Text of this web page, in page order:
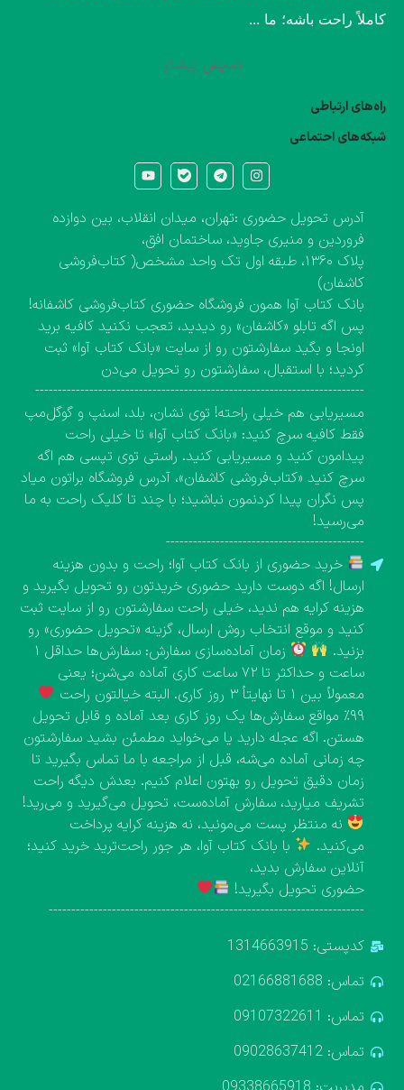
کاملاً راحت باشه؛ ما ...
نمایش بیشتر
راه‌های ارتباطی
شبکه‌های احتماعی
آدرس تحویل حضوری :تهران، میدان انقلاب، بین دوازده
فروردین و منیری جاوید، ساختمان افق،
پلاک ۱۳۶۰، طبقه اول تک واحد مشخص( کتاب‌فروشی
کاشفان)
بانک کتاب آوا همون فروشگاه حضوری کتاب‌فروشی کاشفانه!
پس اگه تابلو «کاشفان» رو دیدید، تعجب نکنید کافیه برید
اونجا و بگید سفارشتون رو از سایت «بانک کتاب آوا» ثبت
کردید؛ با استقبال، سفارشتون رو تحویل می‌دن
-------------------------------------------------------------------------
مسیریابی هم خیلی راحته! توی نشان، بلد، اسنپ و گوگل‌مپ
فقط کافیه سرچ کنید: «بانک کتاب آوا» تا خیلی راحت
پیدامون کنید و مسیریابی کنید. راستی توی تپسی هم اگه
سرچ کنید «کتاب‌فروشی کاشفان»، آدرس فروشگاه براتون میاد
پس نگران پیدا کردنمون نباشید؛ با چند تا کلیک راحت به ما
می‌رسید!
--------------------------------------------
خرید حضوری از بانک کتاب آوا؛ راحت و بدون هزینه
ارسال! اگه دوست دارید حضوری خریدتون رو تحویل بگیرید و
هزینه کرایه هم ندید، خیلی راحت سفارشتون رو از سایت ثبت
کنید و موقع انتخاب روش ارسال، گزینه «تحویل حضوری» رو
بزنید.
زمان آماده‌سازی سفارش: سفارش‌ها حداقل ۱
ساعت و حداکثر تا ۷۲ ساعت کاری آماده می‌شن؛ یعنی
معمولاً بین ۱ تا نهایتاً ۳ روز کاری. البته خیالتون راحت
۹۹٪ مواقع سفارش‌ها یک روز کاری بعد آماده و قابل تحویل
هستن. اگه عجله دارید یا می‌خواید مطمئن بشید سفارشتون
چه زمانی آماده می‌شه، قبل از مراجعه با ما تماس بگیرید تا
زمان دقیق تحویل رو بهتون اعلام کنیم. بعدش دیگه راحت
تشریف میارید، سفارش آماده‌ست، تحویل می‌گیرید و می‌رید!
نه منتظر پست می‌مونید، نه هزینه کرایه پرداخت
می‌کنید.
با بانک کتاب آوا، هر جور راحت‌ترید خرید کنید؛
آنلاین سفارش بدید،
حضوری تحویل بگیرید!
----------------------------------------------------------------------
کدپستی: 1314663915
تماس: 02166881688
تماس: 09107322611
تماس: 09028637412